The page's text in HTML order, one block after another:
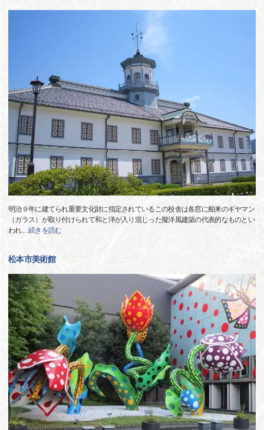
明治９年に建てられ重要文化財に指定されているこの校舎は各窓に舶来のギヤマン
（ガラス）が取り付けられて和と洋が入り混じった擬洋風建築の代表的なものとい
われ…続きを読む
松本市美術館